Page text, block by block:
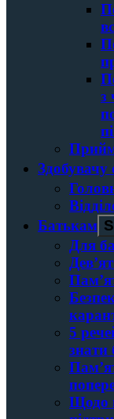
з
Здобувачу
Батькам
Для
5
знати
Щодо